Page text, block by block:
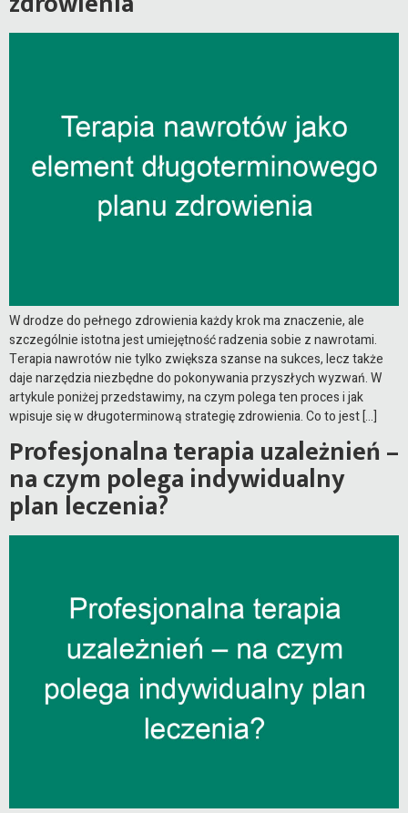
W drodze do pełnego zdrowienia każdy krok ma znaczenie, ale
szczególnie istotna jest umiejętność radzenia sobie z nawrotami.
Terapia nawrotów nie tylko zwiększa szanse na sukces, lecz także
daje narzędzia niezbędne do pokonywania przyszłych wyzwań. W
artykule poniżej przedstawimy, na czym polega ten proces i jak
wpisuje się w długoterminową strategię zdrowienia. Co to jest […]
Profesjonalna terapia uzależnień –
na czym polega indywidualny
plan leczenia?